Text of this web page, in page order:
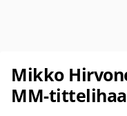
Mikko
MM-